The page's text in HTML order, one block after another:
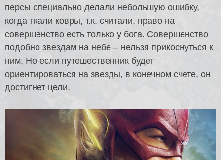
персы специально делали небольшую ошибку,
когда ткали ковры, т.к. считали, право на
совершенство есть только у бога. Совершенство
подобно звездам на небе – нельзя прикоснуться к
ним. Но если путешественник будет
ориентироваться на звезды, в конечном счете, он
достигнет цели.